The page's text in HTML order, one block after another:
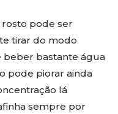
pode ser
tirar do modo
beber bastante água
pode piorar ainda
lá
sempre por